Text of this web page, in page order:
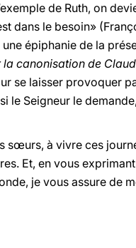
de Ruth, on
dans le besoin»
épiphanie de la
canonisation de
se laisser provoquer
le Seigneur le
sœurs, à vivre ces
Et, en vous
je vous assure de